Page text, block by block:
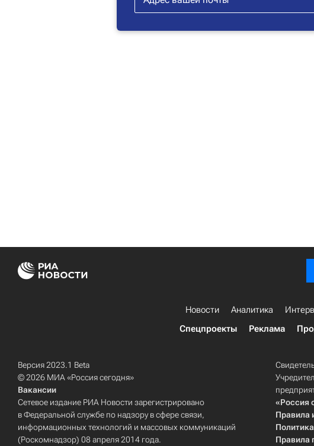
Новости Аналитика
Спецпроекты
Реклама
Версия 2023.1 Beta
© 2026 МИА «Россия сегодня»
Вакансии
Сетевое издание РИА Новости зарегистрировано
в Федеральной службе по надзору в сфере связи,
информационных технологий и массовых коммуникаций
(Роскомнадзор) 08 апреля 2014 года.
«Россия
Правила
Правила